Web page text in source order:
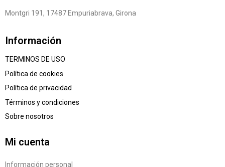
Montgri 191, 17487 Empuriabrava, Girona
Información
TERMINOS DE USO
Política de cookies
Política de privacidad
Términos y condiciones
Sobre nosotros
Mi cuenta
Información personal